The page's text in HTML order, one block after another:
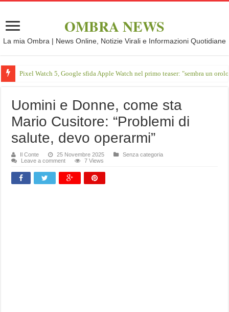
OMBRA NEWS
La mia Ombra | News Online, Notizie Virali e Informazioni Quotidiane
Pixel Watch 5, Google sfida Apple Watch nel primo teaser: "sembra un
Uomini e Donne, come sta
Mario Cusitore: “Problemi di
salute, devo operarmi”
Il Conte 25 Novembre 2025
Senza categoria
Leave a comment
7 Views